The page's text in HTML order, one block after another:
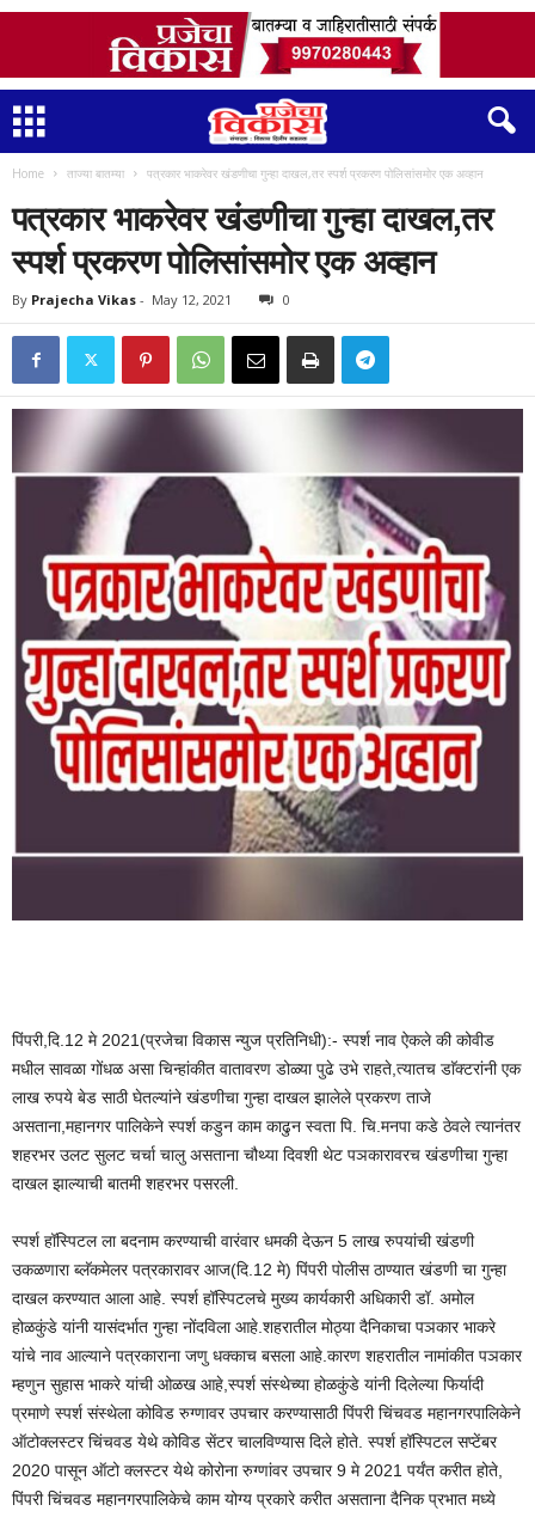
Home ताज्या बातम्या पत्रकार भाकरेवर खंडणीचा गुन्हा दाखल,तर स्पर्श प्रकरण पोलिसांसमोर एक अव्हान
पत्रकार भाकरेवर खंडणीचा गुन्हा दाखल,तर
स्पर्श प्रकरण पोलिसांसमोर एक अव्हान
By Prajecha Vikas - May 12, 2021 0
पिंपरी,दि.12 मे 2021(प्रजेचा विकास न्युज प्रतिनिधी):- स्पर्श नाव ऐकले की कोवीड
मधील सावळा गोंधळ असा चिन्हांकीत वातावरण डोळ्या पुढे उभे राहते,त्यातच डाॅक्टरांनी एक
लाख रुपये बेड साठी घेतल्यांने खंडणीचा गुन्हा दाखल झालेले प्रकरण ताजे
असताना,महानगर पालिकेने स्पर्श कडुन काम काढुन स्वता पि. चि.मनपा कडे ठेवले त्यानंतर
शहरभर उलट सुलट चर्चा चालु असताना चौथ्या दिवशी थेट पञकारावरच खंडणीचा गुन्हा
दाखल झाल्याची बातमी शहरभर पसरली.
स्पर्श हॉस्पिटल ला बदनाम करण्याची वारंवार धमकी देऊन 5 लाख रुपयांची खंडणी
उकळणारा ब्लॅकमेलर पत्रकारावर आज(दि.12 मे) पिंपरी पोलीस ठाण्यात खंडणी चा गुन्हा
दाखल करण्यात आला आहे. स्पर्श हॉस्पिटलचे मुख्य कार्यकारी अधिकारी डॉ. अमोल
होळकुंडे यांनी यासंदर्भात गुन्हा नोंदविला आहे.शहरातील मोठ्या दैनिकाचा पञकार भाकरे
यांचे नाव आल्याने पत्रकाराना जणु धक्काच बसला आहे.कारण शहरातील नामांकीत पञकार
म्हणुन सुहास भाकरे यांची ओळख आहे,स्पर्श संस्थेच्या होळकुंडे यांनी दिलेल्या फिर्यादी
प्रमाणे स्पर्श संस्थेला कोविड रुग्णावर उपचार करण्यासाठी पिंपरी चिंचवड महानगरपालिकेने
ऑटोक्लस्टर चिंचवड येथे कोविड सेंटर चालविण्यास दिले होते. स्पर्श हॉस्पिटल सप्टेंबर
2020 पासून ऑटो क्लस्टर येथे कोरोना रुग्णांवर उपचार 9 मे 2021 पर्यंत करीत होते,
पिंपरी चिंचवड महानगरपालिकेचे काम योग्य प्रकारे करीत असताना दैनिक प्रभात मध्ये